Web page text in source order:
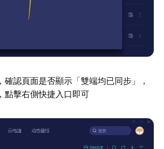
認頁面是否顯示「雙端均已同步」，
點擊右側快捷入口即可